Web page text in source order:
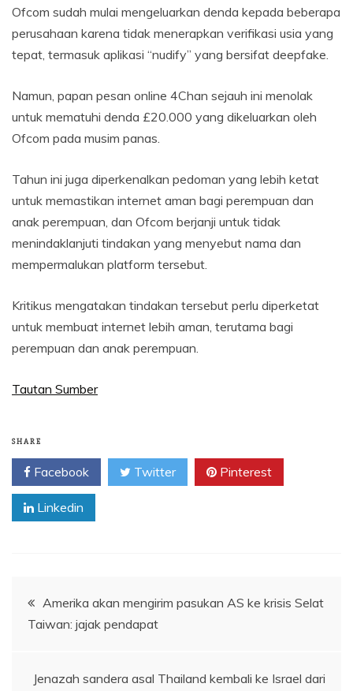
Ofcom sudah mulai mengeluarkan denda kepada beberapa
perusahaan karena tidak menerapkan verifikasi usia yang
tepat, termasuk aplikasi “nudify” yang bersifat deepfake.
Namun, papan pesan online 4Chan sejauh ini menolak
untuk mematuhi denda £20.000 yang dikeluarkan oleh
Ofcom pada musim panas.
Tahun ini juga diperkenalkan pedoman yang lebih ketat
untuk memastikan internet aman bagi perempuan dan
anak perempuan, dan Ofcom berjanji untuk tidak
menindaklanjuti tindakan yang menyebut nama dan
mempermalukan platform tersebut.
Kritikus mengatakan tindakan tersebut perlu diperketat
untuk membuat internet lebih aman, terutama bagi
perempuan dan anak perempuan.
Tautan Sumber
SHARE
Facebook Twitter Pinterest
Linkedin
Navigasi
pos
Amerika akan mengirim pasukan AS ke krisis Selat
Taiwan: jajak pendapat
Jenazah sandera asal Thailand kembali ke Israel dari